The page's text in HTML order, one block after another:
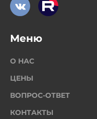
Меню
О НАС
ЦЕНЫ
ВОПРОС-ОТВЕТ
КОНТАКТЫ